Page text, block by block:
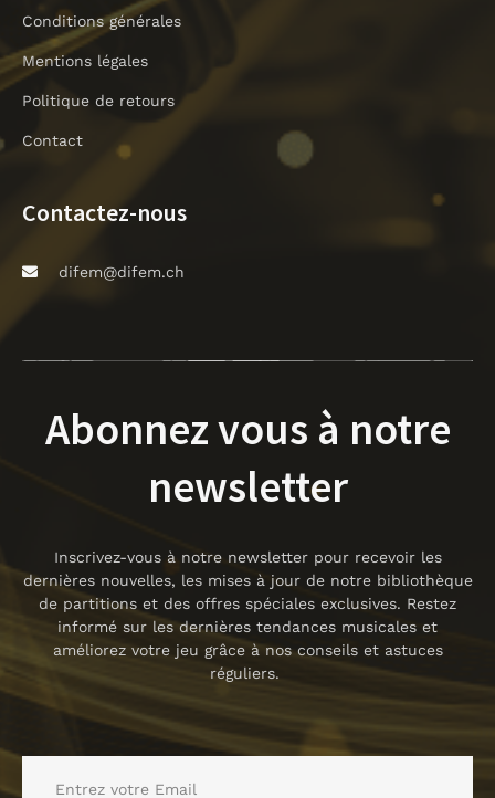
Conditions générales
Mentions légales
Politique de retours
Contact
Contactez-nous
difem@difem.ch
Abonnez vous à notre
newsletter
Inscrivez-vous à notre newsletter pour recevoir les
dernières nouvelles, les mises à jour de notre bibliothèque
de partitions et des offres spéciales exclusives. Restez
informé sur les dernières tendances musicales et
améliorez votre jeu grâce à nos conseils et astuces
réguliers.